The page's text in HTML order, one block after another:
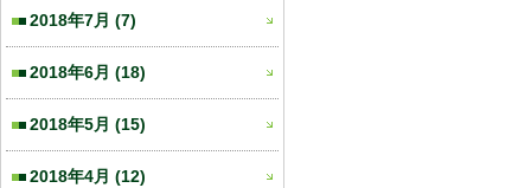
2018年7月 (7)
2018年6月 (18)
2018年5月 (15)
2018年4月 (12)